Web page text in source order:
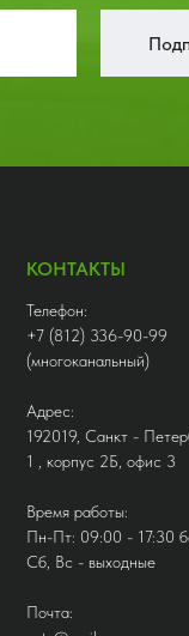
КОНТАКТЫ
Телефон:
+7 (812) 336-90-99
(многоканальный)
Адрес:
192019, Санкт -
1 , корпус 2Б, офис 3
Время работы:
Пн-Пт: 09:00 - 17:30
Сб, Вс - выходные
Почта: